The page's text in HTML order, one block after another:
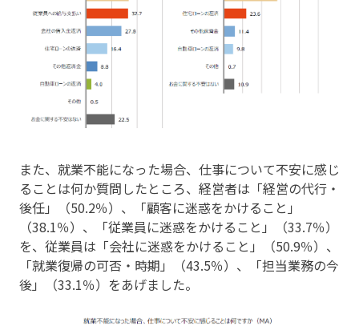
また、就業不能になった場合、仕事について不安に感じ
ることは何か質問したところ、経営者は「経営の代行・
後任」（50.2％）、「顧客に迷惑をかけること」
（38.1％）、「従業員に迷惑をかけること」（33.7％）
を、従業員は「会社に迷惑をかけること」（50.9％）、
「就業復帰の可否・時期」（43.5％）、「担当業務の今
後」（33.1％）をあげました。